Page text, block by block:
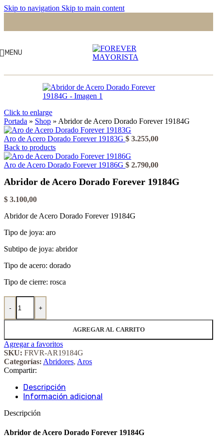
Skip to navigation Skip to main content
MENU
Click to enlarge
Portada » Shop » Abridor de Acero Dorado Forever 19184G
Aro de Acero Dorado Forever 19183G $ 3.255,00
Back to products
Aro de Acero Dorado Forever 19186G $ 2.790,00
Abridor de Acero Dorado Forever 19184G
$ 3.100,00
Abridor de Acero Dorado Forever 19184G
Tipo de joya: aro
Subtipo de joya: abridor
Tipo de acero: dorado
Tipo de cierre: rosca
-
Abridor de Acero Dorado Forever 19184G cantidad
+
AGREGAR AL CARRITO
Agregar a favoritos
SKU: FRVR-AR19184G
Categorías: Abridores, Aros
Compartir:
Descripción
Información adicional
Descripción
Abridor de Acero Dorado Forever 19184G